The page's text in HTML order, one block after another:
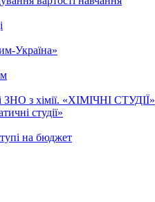
Україна»
ЗНО з хімії. «ХІМІЧНІ СТУДІЇ»
студії»
на бюджет